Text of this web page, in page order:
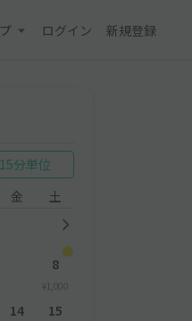
ログイン 新規登録
15分単位
金
土
8
¥1,000
14 15